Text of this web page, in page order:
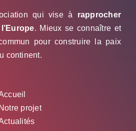
qui vise àrapprocher
. Mieux se connaître et
Accueil